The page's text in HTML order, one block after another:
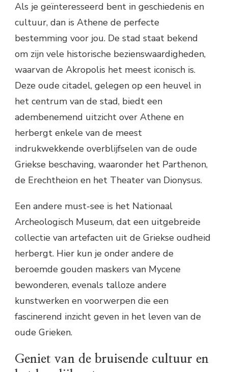
Als je geïnteresseerd bent in geschiedenis en
cultuur, dan is Athene de perfecte
bestemming voor jou. De stad staat bekend
om zijn vele historische bezienswaardigheden,
waarvan de Akropolis het meest iconisch is.
Deze oude citadel, gelegen op een heuvel in
het centrum van de stad, biedt een
adembenemend uitzicht over Athene en
herbergt enkele van de meest
indrukwekkende overblijfselen van de oude
Griekse beschaving, waaronder het Parthenon,
de Erechtheion en het Theater van Dionysus.
Een andere must-see is het Nationaal
Archeologisch Museum, dat een uitgebreide
collectie van artefacten uit de Griekse oudheid
herbergt. Hier kun je onder andere de
beroemde gouden maskers van Mycene
bewonderen, evenals talloze andere
kunstwerken en voorwerpen die een
fascinerend inzicht geven in het leven van de
oude Grieken.
Geniet van de bruisende cultuur en